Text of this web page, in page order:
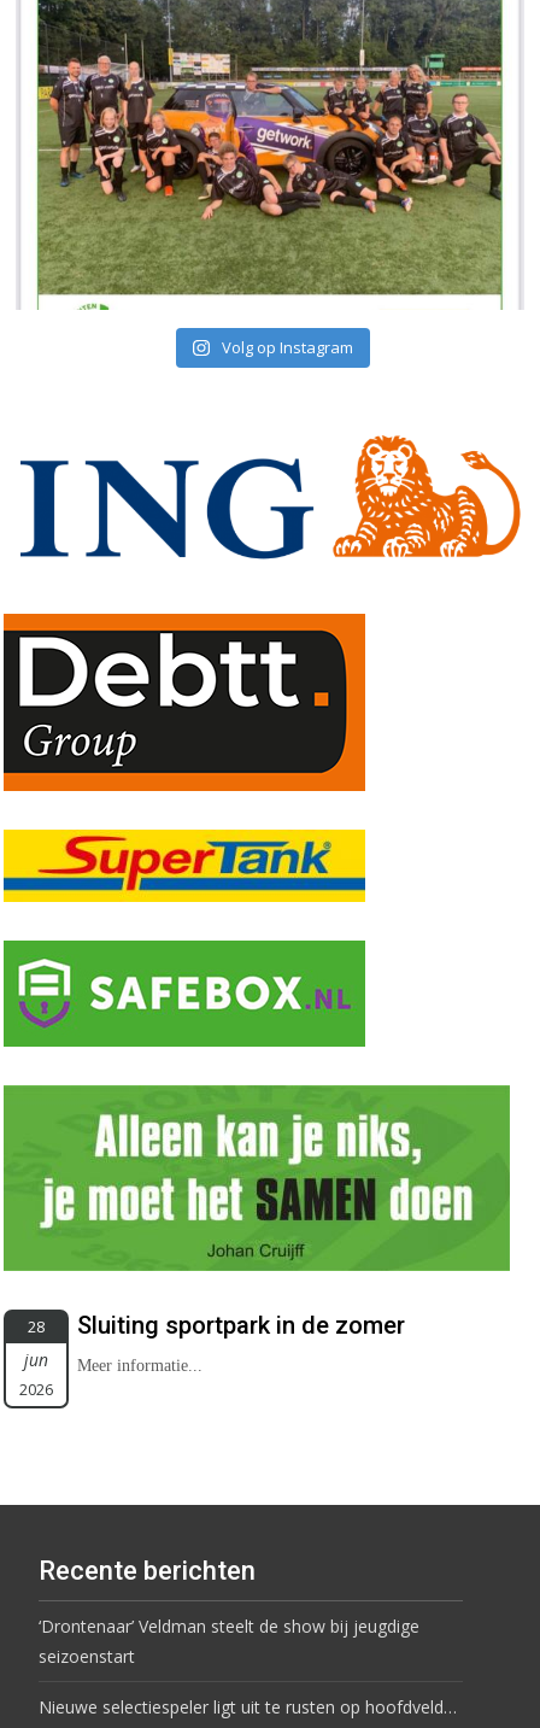
Volg op Instagram
28
jun
2026
Sluiting sportpark in de zomer
Meer informatie...
Recente berichten
‘Drontenaar’ Veldman steelt de show bij jeugdige
seizoenstart
Nieuwe selectiespeler ligt uit te rusten op hoofdveld…